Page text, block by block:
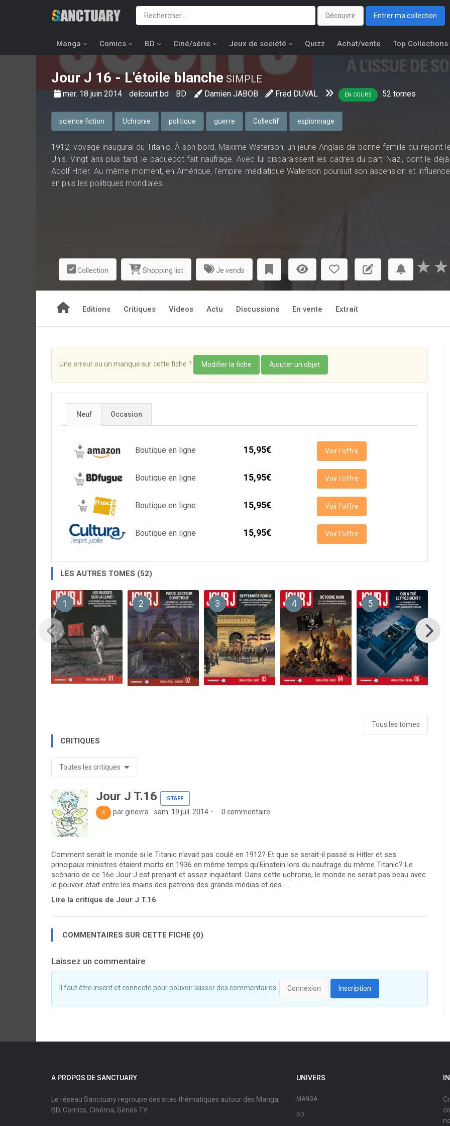
Découvrir Entrer ma collection
Manga Comics BD Ciné/série Jeux de société Quizz Achat/vente Top Collections
Jour J 16 - L'étoile blanche SIMPLE
mer. 18 juin 2014 delcourt bd BD Damien JABOB Fred DUVAL EN COURS 52 tomes
science fiction Uchronie politique guerre Collectif espionnage
1912, voyage inaugural du Titanic. À son bord, Maxime Waterson, un jeune Anglais de bonne famille qui rejoint
Unis. Vingt ans plus tard, le paquebot fait naufrage. Avec lui disparaissent les cadres du parti Nazi, dont le
Adolf Hitler. Au même moment, en Amérique, l'empire médiatique Waterson poursuit son ascension et
en plus les politiques mondiales...
Collection Shopping list Je vends ★
★
Editions Critiques Videos Actu Discussions En vente Extrait
Une erreur ou un manque sur cette fiche ? Modifier la fiche Ajouter un objet
Neuf Occasion
Boutique en ligne 15,95€ Voir l'offre
Boutique en ligne 15,95€ Voir l'offre
Boutique en ligne 15,95€ Voir l'offre
Boutique en ligne 15,95€ Voir l'offre
LES AUTRES TOMES (52)
1 2 3 4 5
Tous les tomes
CRITIQUES
Toutes les critiques
Jour J T.16 STAFF
6 par ginevra sam. 19 juil. 2014 0 commentaire
Comment serait le monde si le Titanic n'avait pas coulé en 1912? Et que se serait-il passé si Hitler et ses
principaux ministres étaient morts en 1936 en même temps qu'Einstein lors du naufrage du même Titanic? Le
scénario de ce 16e Jour J est prenant et assez inquiétant. Dans cette uchronie, le monde ne serait pas beau avec
le pouvoir était entre les mains des patrons des grands médias et des ...
Lire la critique de Jour J T.16
COMMENTAIRES SUR CETTE FICHE (0)
Laissez un commentaire
Il faut être inscrit et connecté pour pouvoir laisser des commentaires. Connexion Inscription
A PROPOS DE SANCTUARY
Le réseau Sanctuary regroupe des sites thématiques autour des Manga,
BD, Comics, Cinéma, Séries TV.
UNIVERS
MANGA
BD